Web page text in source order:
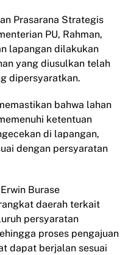
Prasarana Strategis
PU, Rahman,
lapangan dilakukan
yang diusulkan telah
dipersyaratkan.
bahwa lahan
ketentuan
di lapangan,
dengan persyaratan
Burase
daerah terkait
persyaratan
proses pengajuan
dapat berjalan sesuai